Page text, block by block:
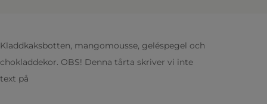
Kladdkaksbotten, mangomousse, geléspegel och
chokladdekor. OBS! Denna tårta skriver vi inte
text på